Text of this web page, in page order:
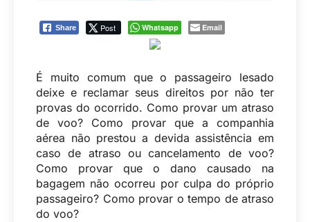
Share Post Whatsapp Email
É muito comum que o passageiro lesado
deixe e reclamar seus direitos por não ter
provas do ocorrido. Como provar um atraso
de voo? Como provar que a companhia
aérea não prestou a devida assistência em
caso de atraso ou cancelamento de voo?
Como provar que o dano causado na
bagagem não ocorreu por culpa do próprio
passageiro? Como provar o tempo de atraso
do voo?